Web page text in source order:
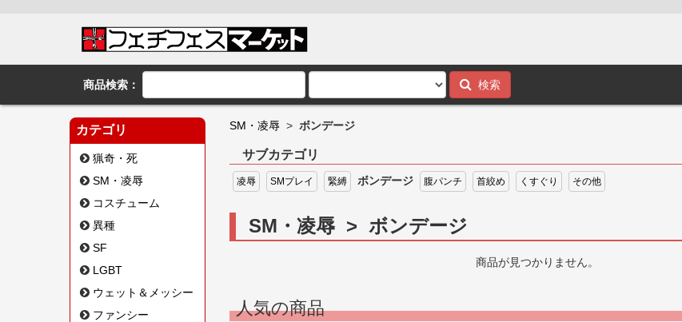
商品検索： 検索
カテゴリ
猟奇・死
SM・凌辱
コスチューム
異種
SF
LGBT
ウェット＆メッシー
ファンシー
SM・凌辱 > ボンデージ
サブカテゴリ
凌辱 SMプレイ 緊縛 ボンデージ 腹パンチ 首絞め くすぐり その他
SM・凌辱 > ボンデージ
商品が見つかりません。
人気の商品